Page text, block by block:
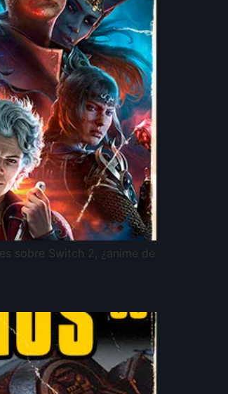
sobre Switch 2, ¿anime de